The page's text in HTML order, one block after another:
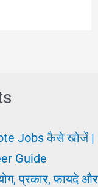
Jobs कैसे खोजें |
Guide
प्रकार, फायदे और